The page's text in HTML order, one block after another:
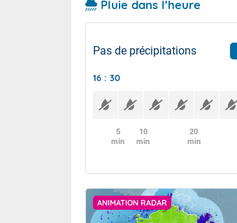
Pluie dans l'heure
Pas de précipitations
16 : 30
5
min
10
min
20
min
ANIMATION RADAR